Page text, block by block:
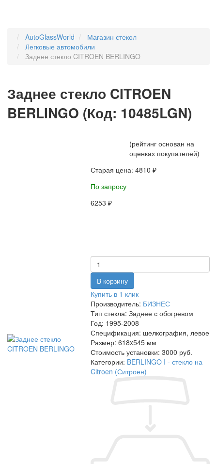
AutoGlassWorld
Магазин стекол
Легковые автомобили
Заднее стекло CITROEN BERLINGO
Заднее стекло CITROEN
BERLINGO (Код: 10485LGN)
(рейтинг основан на
оценках покупателей)
Старая цена: 4810 ₽
По запросу
6253 ₽
Купить в 1 клик
Производитель: БИЗНЕС
Тип стекла: Заднее с обогревом
Год: 1995-2008
Спецификация: шелкография, левое
Размер: 618x545 мм
Стоимость установки: 3000 руб.
Категории: BERLINGO I - стекло на
Citroen (Ситроен)